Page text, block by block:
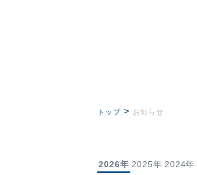
トップ> お知らせ
2026年 2025年 2024年